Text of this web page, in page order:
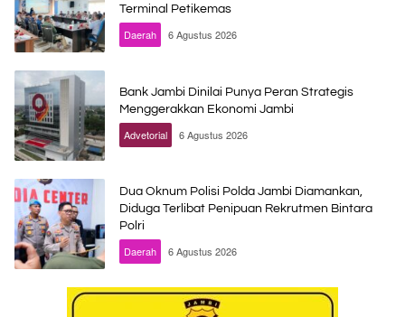
Terminal Petikemas
Daerah 6 Agustus 2026
Bank Jambi Dinilai Punya Peran Strategis
Menggerakkan Ekonomi Jambi
Advetorial 6 Agustus 2026
Dua Oknum Polisi Polda Jambi Diamankan,
Diduga Terlibat Penipuan Rekrutmen Bintara
Polri
Daerah 6 Agustus 2026